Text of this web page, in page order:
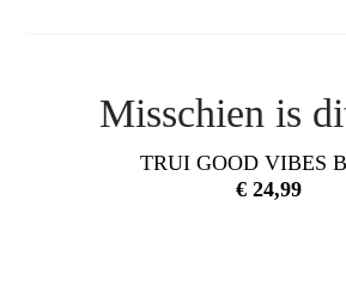
Misschien is
TRUI GOOD VIBES
€24,99